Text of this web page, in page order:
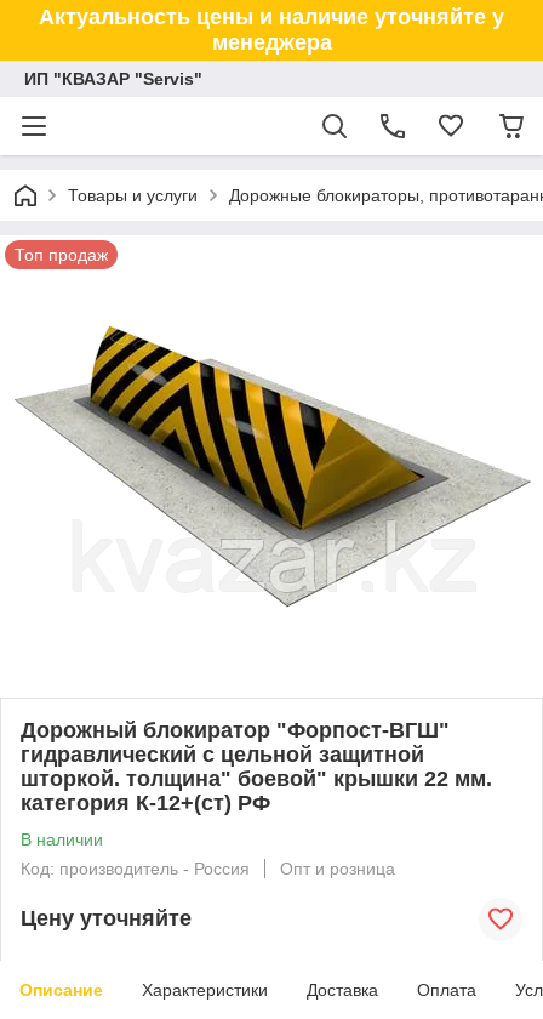
Актуальность цены и наличие уточняйте у
менеджера
ИП "КВАЗАР "Servis"
Товары и услуги Дорожные блокираторы,
Топ продаж
Дорожный блокиратор "Форпост-ВГШ"
гидравлический с цельной защитной
шторкой. толщина" боевой" крышки 22 мм.
категория К-12+(ст) РФ
В наличии
Код: производитель - Россия
Опт и розница
Цену уточняйте
Описание Характеристики Доставка Оплата